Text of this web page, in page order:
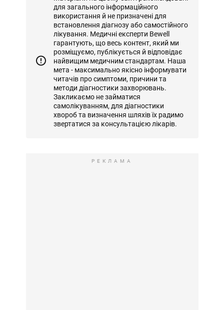
для загального інформаційного
використання й не призначені для
встановлення діагнозу або самостійного
лікування. Медичні експерти Bewell
гарантують, що весь контент, який ми
розміщуємо, публікується й відповідає
найвищим медичним стандартам. Наша
мета - максимально якісно інформувати
читачів про симптоми, причини та
методи діагностики захворювань.
Закликаємо не займатися
самолікуванням, для діагностики
хвороб та визначення шляхів їх радимо
звертатися за консультацією лікарів.
РЕКЛАМА